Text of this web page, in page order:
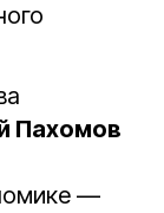
Пахомов
—